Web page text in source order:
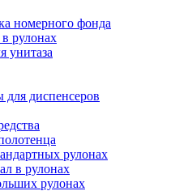
номерного фонда
рулонах
унитаза
диспенсеров
рулонах
в рулонах
рулонах